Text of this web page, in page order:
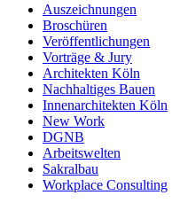
Auszeichnungen
Broschüren
Veröffentlichungen
Vorträge & Jury
Architekten Köln
Nachhaltiges Bauen
Innenarchitekten Köln
New Work
DGNB
Arbeitswelten
Sakralbau
Workplace Consulting